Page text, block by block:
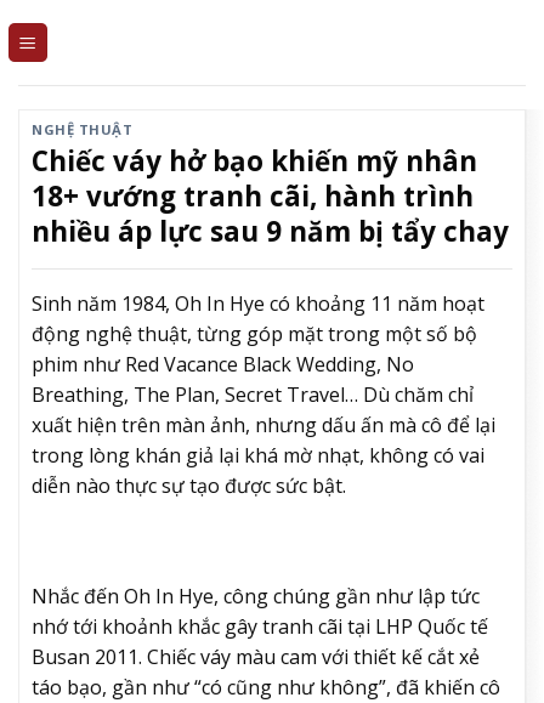
NGHỆ THUẬT
Chiếc váy hở bạo khiến mỹ nhân
18+ vướng tranh cãi, hành trình
nhiều áp lực sau 9 năm bị tẩy chay
Sinh năm 1984, Oh In Hye có khoảng 11 năm hoạt
động nghệ thuật, từng góp mặt trong một số bộ
phim như Red Vacance Black Wedding, No
Breathing, The Plan, Secret Travel… Dù chăm chỉ
xuất hiện trên màn ảnh, nhưng dấu ấn mà cô để lại
trong lòng khán giả lại khá mờ nhạt, không có vai
diễn nào thực sự tạo được sức bật.
Nhắc đến Oh In Hye, công chúng gần như lập tức
nhớ tới khoảnh khắc gây tranh cãi tại LHP Quốc tế
Busan 2011. Chiếc váy màu cam với thiết kế cắt xẻ
táo bạo, gần như “có cũng như không”, đã khiến cô